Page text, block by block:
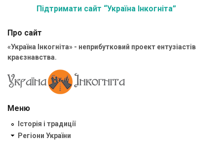
Підтримати сайт “Україна Інкогніта”
Про сайт
«Україна Інкогніта» - неприбутковий проект ентузіастів
краєзнавства.
Меню
Історія і традиції
Регіони України